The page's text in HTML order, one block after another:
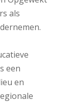
als
een
en